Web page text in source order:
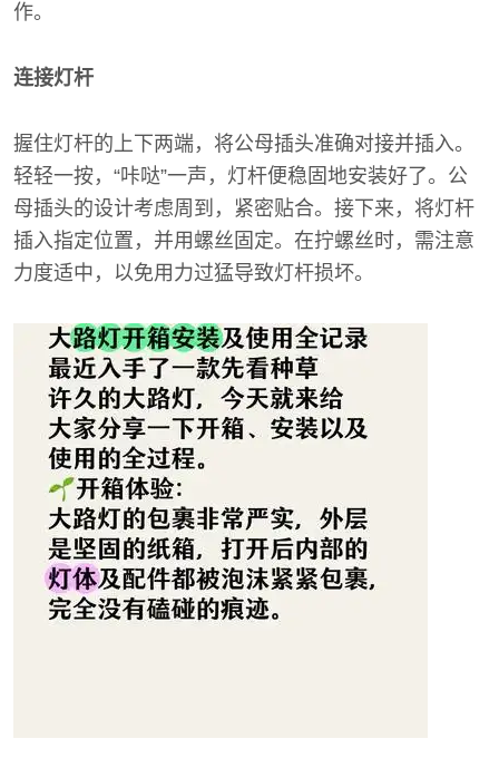
作。
连接灯杆
握住灯杆的上下两端，将公母插头准确对接并插入。
轻轻一按，“咔哒”一声，灯杆便稳固地安装好了。公
母插头的设计考虑周到，紧密贴合。接下来，将灯杆
插入指定位置，并用螺丝固定。在拧螺丝时，需注意
力度适中，以免用力过猛导致灯杆损坏。